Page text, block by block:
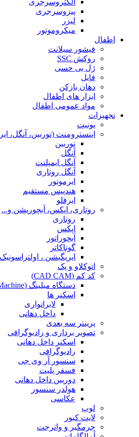
الکتروسرجری
پیزوسرجری
لیزر
میکروموتور
اطفال
فیشور سیلانت
روکش SSC
ژل بی حسی
فایل
دهان بازکن
ابزار های اطفال
مواد عمومی اطفال
تجهیزات
یونیت
اینسترومنت (توربین، آنگل،
توربین
آنگل
آنگل ایمپلنت
آنگل روتاری
ایرموتور
هندپیس مستقیم
ایرفلو
روتاری، اپکس، آبچوریشن و...
روتاری
اپکس
آبچوراتور
گوتاکاتر
ایریگیشن ، اولتراسونیک
اتوکلاو و پک
کد کم (CAD CAM)
دستگاه میلینگ (Milling Machine)
اسکنر ها
لابراتواری
داخل دهانی
پرینتر سه بعدی
تصویر برداری و رادیوگرافی
اسکنر داخل دهانی
رادیوگرافی
سنسور آر وی جی
فسفر پلیت
دوربین داخل دهانی
هولدر سنسور
عکاسی
لوپ
لایت کیور
جرمگیر و واترجت